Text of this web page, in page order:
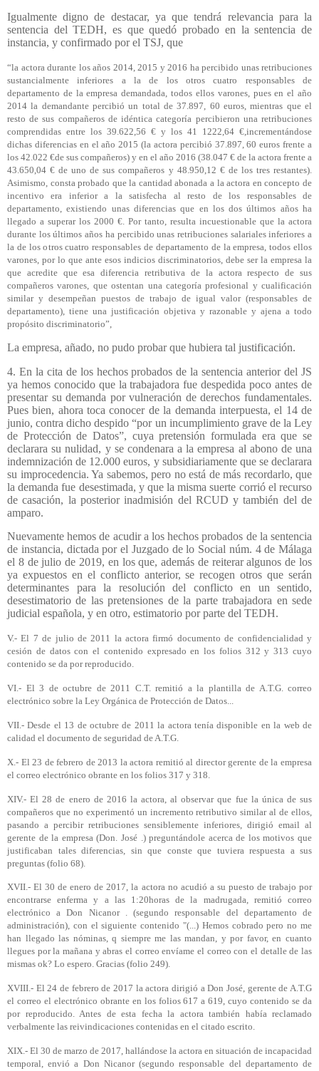
Igualmente digno de destacar, ya que tendrá relevancia para la
sentencia del TEDH, es que quedó probado en la sentencia de
instancia, y confirmado por el TSJ, que
“la actora durante los años 2014, 2015 y 2016 ha percibido unas retribuciones
sustancialmente inferiores a la de los otros cuatro responsables de
departamento de la empresa demandada, todos ellos varones, pues en el año
2014 la demandante percibió un total de 37.897, 60 euros, mientras que el
resto de sus compañeros de idéntica categoría percibieron una retribuciones
comprendidas entre los 39.622,56 € y los 41 1222,64 €,incrementándose
dichas diferencias en el año 2015 (la actora percibió 37.897, 60 euros frente a
los 42.022 €de sus compañeros) y en el año 2016 (38.047 € de la actora frente a
43.650,04 € de uno de sus compañeros y 48.950,12 € de los tres restantes).
Asimismo, consta probado que la cantidad abonada a la actora en concepto de
incentivo era inferior a la satisfecha al resto de los responsables de
departamento, existiendo unas diferencias que en los dos últimos años ha
llegado a superar los 2000 €. Por tanto, resulta incuestionable que la actora
durante los últimos años ha percibido unas retribuciones salariales inferiores a
la de los otros cuatro responsables de departamento de la empresa, todos ellos
varones, por lo que ante esos indicios discriminatorios, debe ser la empresa la
que acredite que esa diferencia retributiva de la actora respecto de sus
compañeros varones, que ostentan una categoría profesional y cualificación
similar y desempeñan puestos de trabajo de igual valor (responsables de
departamento), tiene una justificación objetiva y razonable y ajena a todo
propósito discriminatorio”,
La empresa, añado, no pudo probar que hubiera tal justificación.
4. En la cita de los hechos probados de la sentencia anterior del JS
ya hemos conocido que la trabajadora fue despedida poco antes de
presentar su demanda por vulneración de derechos fundamentales.
Pues bien, ahora toca conocer de la demanda interpuesta, el 14 de
junio, contra dicho despido “por un incumplimiento grave de la Ley
de Protección de Datos”, cuya pretensión formulada era que se
declarara su nulidad, y se condenara a la empresa al abono de una
indemnización de 12.000 euros, y subsidiariamente que se declarara
su improcedencia. Ya sabemos, pero no está de más recordarlo, que
la demanda fue desestimada, y que la misma suerte corrió el recurso
de casación, la posterior inadmisión del RCUD y también del de
amparo.
Nuevamente hemos de acudir a los hechos probados de la sentencia
de instancia, dictada por el Juzgado de lo Social núm. 4 de Málaga
el 8 de julio de 2019, en los que, además de reiterar algunos de los
ya expuestos en el conflicto anterior, se recogen otros que serán
determinantes para la resolución del conflicto en un sentido,
desestimatorio de las pretensiones de la parte trabajadora en sede
judicial española, y en otro, estimatorio por parte del TEDH.
V.- El 7 de julio de 2011 la actora firmó documento de confidencialidad y
cesión de datos con el contenido expresado en los folios 312 y 313 cuyo
contenido se da por reproducido.
VI.- El 3 de octubre de 2011 C.T. remitió a la plantilla de A.T.G. correo
electrónico sobre la Ley Orgánica de Protección de Datos...
VII.- Desde el 13 de octubre de 2011 la actora tenía disponible en la web de
calidad el documento de seguridad de A.T.G.
X.- El 23 de febrero de 2013 la actora remitió al director gerente de la empresa
el correo electrónico obrante en los folios 317 y 318.
XIV.- El 28 de enero de 2016 la actora, al observar que fue la única de sus
compañeros que no experimentó un incremento retributivo similar al de ellos,
pasando a percibir retribuciones sensiblemente inferiores, dirigió email al
gerente de la empresa (Don. José .) preguntándole acerca de los motivos que
justificaban tales diferencias, sin que conste que tuviera respuesta a sus
preguntas (folio 68).
XVII.- El 30 de enero de 2017, la actora no acudió a su puesto de trabajo por
encontrarse enferma y a las 1:20horas de la madrugada, remitió correo
electrónico a Don Nicanor . (segundo responsable del departamento de
administración), con el siguiente contenido "(...) Hemos cobrado pero no me
han llegado las nóminas, q siempre me las mandan, y por favor, en cuanto
llegues por la mañana y abras el correo envíame el correo con el detalle de las
mismas ok? Lo espero. Gracias (folio 249).
XVIII.- El 24 de febrero de 2017 la actora dirigió a Don José, gerente de A.T.G
el correo el electrónico obrante en los folios 617 a 619, cuyo contenido se da
por reproducido. Antes de esta fecha la actora también había reclamado
verbalmente las reivindicaciones contenidas en el citado escrito.
XIX.- El 30 de marzo de 2017, hallándose la actora en situación de incapacidad
temporal, envió a Don Nicanor (segundo responsable del departamento de